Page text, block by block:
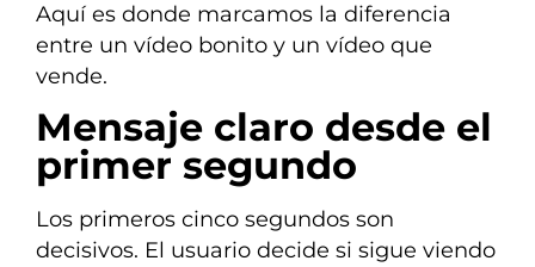
Aquí es donde marcamos la diferencia
entre un vídeo bonito y un vídeo que
vende.
Mensaje claro desde el
primer segundo
Los primeros cinco segundos son
decisivos. El usuario decide si sigue viendo